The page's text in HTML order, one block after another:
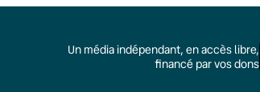
Un média indépendant, en accès libre,
financé par vos dons